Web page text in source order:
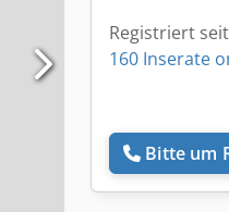
Registriert
160 Inserate
Bitte um